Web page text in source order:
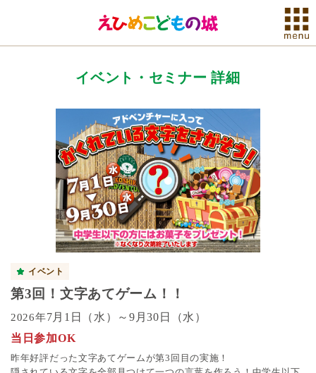
イベント・セミナー 詳細
イベント
第3回！文字あてゲーム！！
2026年7月1日（水）～9月30日（水）
当日参加OK
昨年好評だった文字あてゲームが第3回目の実施！